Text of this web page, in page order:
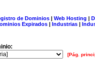
de Dominios| Web Hosting |
Expirados | Industrias |
[Pág.